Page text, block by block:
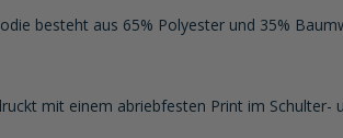
besteht aus 65% Polyester und 35%
mit einem abriebfesten Print im